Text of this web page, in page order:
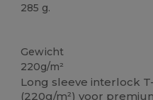
285 g.
Gewicht
220g/m²
Long sleeve interlock
(220g/m²) voor